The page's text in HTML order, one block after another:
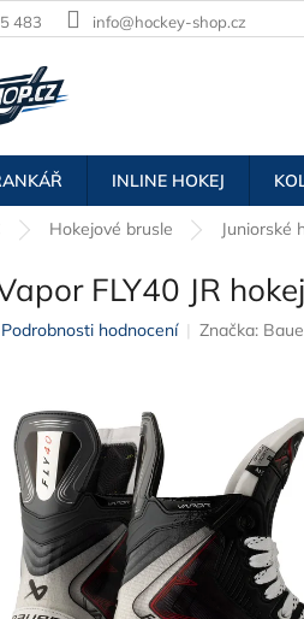
483 info@hockey-shop.cz
INLINE HOKEJ
Hokejové brusle Juniorské
FLY40 JR
Podrobnosti hodnocení Značka: